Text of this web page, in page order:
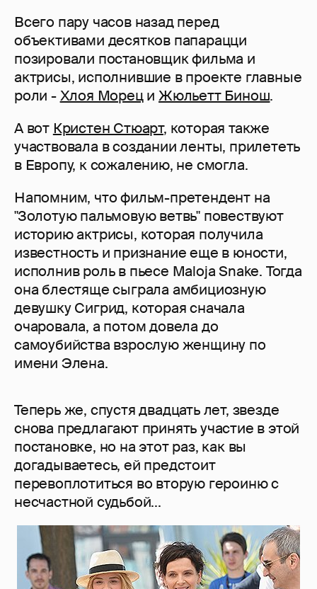
Всего пару часов назад перед
объективами десятков папарацци
позировали постановщик фильма и
актрисы, исполнившие в проекте главные
роли -Хлоя МорециЖюльетт Бинош.
А вот Кристен Стюарт, которая также
участвовала в создании ленты, прилететь
в Европу, к сожалению, не смогла.
Напомним, что фильм-претендент на
"Золотую пальмовую ветвь" повествуют
историю актрисы, которая получила
известность и признание еще в юности,
исполнив роль в пьесе Maloja Snake. Тогда
она блестяще сыграла амбициозную
девушку Сигрид, которая сначала
очаровала, а потом довела до
самоубийства взрослую женщину по
имени Элена.
Теперь же, спустя двадцать лет, звезде
снова предлагают принять участие в этой
постановке, но на этот раз, как вы
догадываетесь, ей предстоит
перевоплотиться во вторую героиню с
несчастной судьбой...